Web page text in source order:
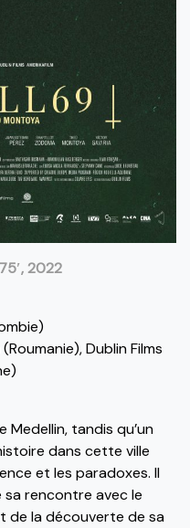
2022
Dublin Films
Medellin, tandis qu’un
dans cette ville
et les paradoxes. Il
sa rencontre avec le
de la découverte de sa